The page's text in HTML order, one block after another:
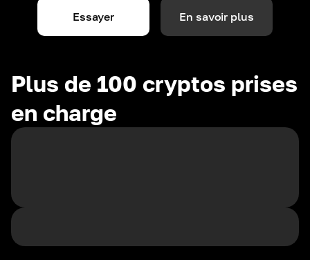
Essayer En savoir plus
Plus de 100 cryptos prises
en charge